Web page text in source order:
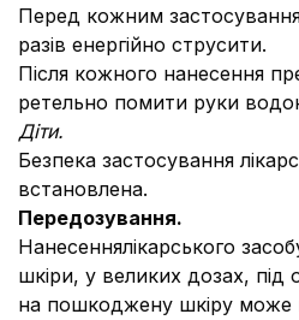
Перед кожним
разів енергійно струсити.
Після кожного нанесення
ретельно помити руки
Діти.
Безпека застосування
встановлена.
Передозування.
Нанесеннялікарського
шкіри, у великих дозах, під
на пошкоджену шкіру може